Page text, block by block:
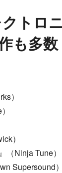
ト
も多数
）
）
（Ninja Tune）
Supersound）